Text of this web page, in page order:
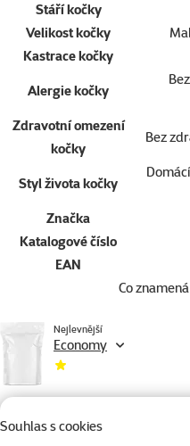
Souhlas s cookies
Stáří kočky
Velikost kočky
Kastrace kočky
Alergie kočky
Zdravotní omezení
kočky
Bez
Styl života kočky
Značka
Katalogové číslo
EAN
Co
Economy
Nejlevnější
Výpočet denní krmné dávky